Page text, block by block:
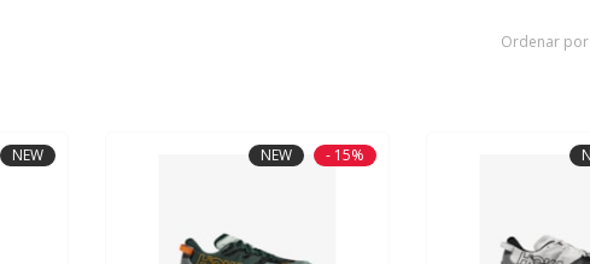
Ordenar por
NEW NEW - 15%